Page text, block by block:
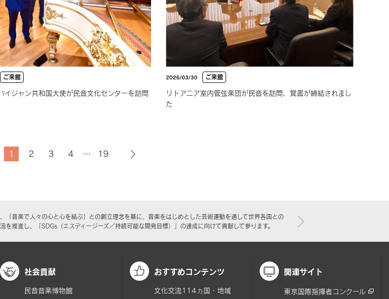
ご来館
イジャン共和国大使が民音文化センターを訪問
2026/03/30 ご来館
リトアニア室内管弦楽団が民音を訪問、覚書が締結されまし
た
1 2 3 4 … 19
「音楽で人々の心と心を結ぶ」との創立理念を基に、音楽をはじめとした芸術運動を通して世界各国との
を推進し、「SDGs（エスディージーズ／持続可能な開発目標）」の達成に向けて貢献して参ります。
社会貢献
民音音楽博物館
おすすめコンテンツ
文化交流114ヵ国・地域
関連サイト
東京国際指揮者コンクール